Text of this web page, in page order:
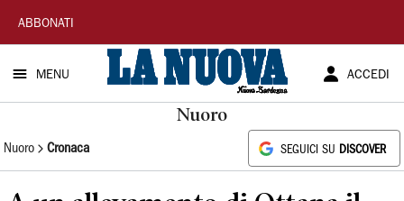
La
Nuova
Sardegna
ABBONATI
MENU ACCEDI
Nuoro
Nuoro Cronaca SEGUICI SU DISCOVER